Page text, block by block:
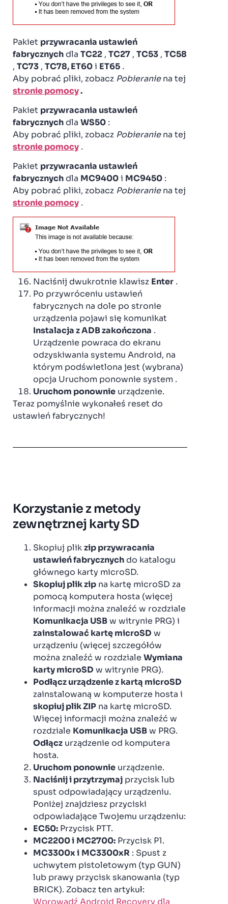
Pakiet przywracania ustawień
fabrycznychdla TC22 , TC27 , TC53 , TC58
, TC73 , TC78, ET60i ET65 .
Aby pobrać pliki, zobacz Pobieraniena tej
stronie pomocy.
Pakiet przywracania ustawień
fabrycznychdla WS50 :
Aby pobrać pliki, zobacz Pobieraniena tej
stronie pomocy .
Pakiet przywracania ustawień
fabrycznychdla MC9400i MC9450 :
Aby pobrać pliki, zobacz Pobieraniena tej
stronie pomocy .
Naciśnij dwukrotnie klawisz Enter .
Po przywróceniu ustawień
fabrycznych na dole po stronie
urządzenia pojawi się komunikat
Instalacja z ADB zakończona .
Urządzenie powraca do ekranu
odzyskiwania systemu Android, na
którym podświetlona jest (wybrana)
opcja Uruchom ponownie system .
Uruchom ponownie urządzenie.
Teraz pomyślnie wykonałeś reset do
ustawień fabrycznych!
Korzystanie z metody
zewnętrznej karty SD
Skopiuj plikzip przywracania
ustawień fabrycznychdo katalogu
głównego karty microSD.
Skopiuj plik zip na kartę microSD za
pomocą komputera hosta (więcej
informacji można znaleźć w rozdziale
Komunikacja USBw witrynie PRG) i
zainstalować kartę microSD w
urządzeniu (więcej szczegółów
można znaleźć w rozdziale Wymiana
karty microSD w witrynie PRG).
Podłącz urządzenie z kartą microSD
zainstalowaną w komputerze hosta i
skopiuj plik ZIP na kartę microSD.
Więcej informacji można znaleźć w
rozdziale Komunikacja USBw PRG.
Odłącz urządzenie od komputera
hosta.
Uruchom ponownie urządzenie.
Naciśnij i przytrzymaj przycisk lub
spust odpowiadający urządzeniu.
Poniżej znajdziesz przyciski
odpowiadające Twojemu urządzeniu:
EC50: Przycisk PTT.
MC2200 i MC2700: Przycisk P1.
MC3300x i MC3300xR : Spust z
uchwytem pistoletowym (typ GUN)
lub prawy przycisk skanowania (typ
BRICK). Zobacz ten artykuł:
Wprowadź Android Recovery dla